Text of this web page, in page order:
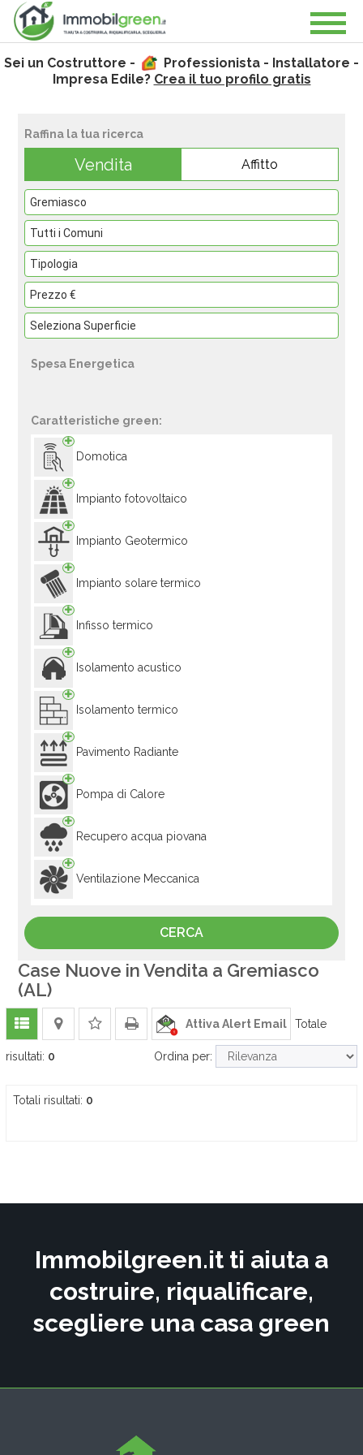
Sei un Costruttore -
Professionista - Installatore -
Impresa Edile? Crea il tuo profilo gratis
Raffina la tua ricerca
Vendita Affitto
Spesa Energetica
Caratteristiche green:
Domotica
Impianto fotovoltaico
Impianto Geotermico
Impianto solare termico
Infisso termico
Isolamento acustico
Isolamento termico
Pavimento Radiante
Pompa di Calore
Recupero acqua piovana
Ventilazione Meccanica
Case Nuove in Vendita a Gremiasco
(AL)
Attiva Alert Email Totale
risultati: 0 Ordina per:
Totali risultati: 0
Immobilgreen.it ti aiuta a
costruire, riqualificare,
scegliere una casa green